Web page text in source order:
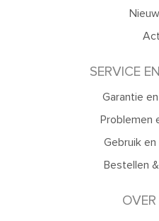
SERVICE
Garantie
Problemen
Gebruik
Bestellen